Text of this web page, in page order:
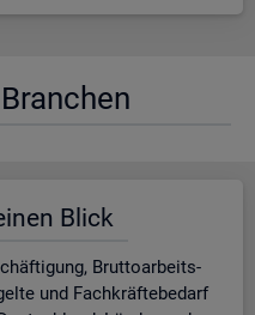
Blick
Brut­to­ar­beits­
und Fach­kräf­te­be­darf